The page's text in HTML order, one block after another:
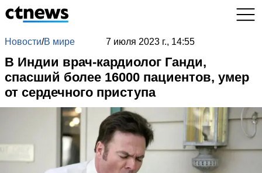
Новости/В мире 7 июля 2023 г., 14:55
В Индии врач-кардиолог Ганди,
спасший более 16000 пациентов, умер
от сердечного приступа